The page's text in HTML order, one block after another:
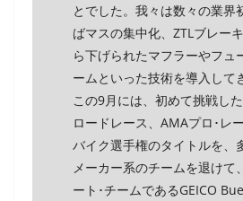
とでした。我々は数々の業
ばマスの集中化、ZTLブレー
ら下げられたマフラーやフュ
ームといった技術を導入して
この9月には、初めて挑戦し
ロードレース、AMAプロ･レ
バイク選手権のタイトルを、
メーカー系のチームを退け
ート･チームであるGEICO